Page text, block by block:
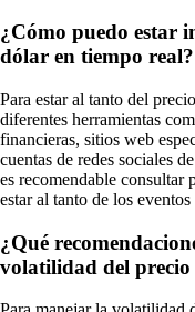
¿Cómo puedo estar
dólar en tiempo real?
Para estar al tanto del
diferentes herramientas
financieras, sitios web
cuentas de redes sociales
es recomendable consultar
estar al tanto de los
¿Qué
volatilidad del